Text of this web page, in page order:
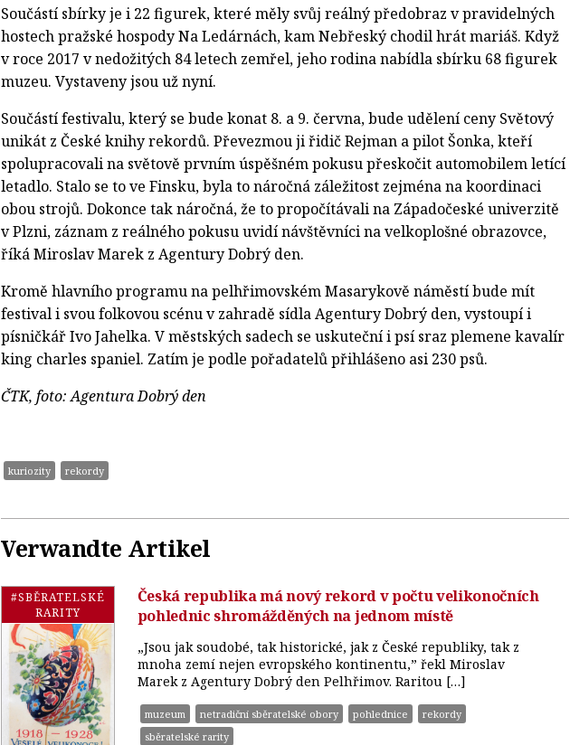
Součástí sbírky je i 22 figurek, které měly svůj reálný předobraz v pravidelných
hostech pražské hospody Na Ledárnách, kam Nebřeský chodil hrát mariáš. Když
v roce 2017 v nedožitých 84 letech zemřel, jeho rodina nabídla sbírku 68 figurek
muzeu. Vystaveny jsou už nyní.
Součástí festivalu, který se bude konat 8. a 9. června, bude udělení ceny Světový
unikát z České knihy rekordů. Převezmou ji řidič Rejman a pilot Šonka, kteří
spolupracovali na světově prvním úspěšném pokusu přeskočit automobilem letící
letadlo. Stalo se to ve Finsku, byla to náročná záležitost zejména na koordinaci
obou strojů. Dokonce tak náročná, že to propočítávali na Západočeské univerzitě
v Plzni, záznam z reálného pokusu uvidí návštěvníci na velkoplošné obrazovce,
říká Miroslav Marek z Agentury Dobrý den.
Kromě hlavního programu na pelhřimovském Masarykově náměstí bude mít
festival i svou folkovou scénu v zahradě sídla Agentury Dobrý den, vystoupí i
písničkář Ivo Jahelka. V městských sadech se uskuteční i psí sraz plemene kavalír
king charles spaniel. Zatím je podle pořadatelů přihlášeno asi 230 psů.
ČTK, foto: Agentura Dobrý den
kuriozity rekordy
Verwandte Artikel
#SBĚRATELSKÉ
RARITY
Česká republika má nový rekord v počtu velikonočních
pohlednic shromážděných na jednom místě
„Jsou jak soudobé, tak historické, jak z České republiky, tak z
mnoha zemí nejen evropského kontinentu,” řekl Miroslav
Marek z Agentury Dobrý den Pelhřimov. Raritou […]
muzeum netradiční sběratelské obory pohlednice
rekordy
sběratelské rarity